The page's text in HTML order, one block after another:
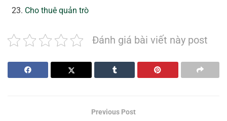
Cho thuê quản trò
Đánh giá bài viết này post
Previous Post